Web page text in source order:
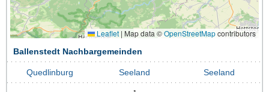
Leaflet | Map data ©OpenStreetMapcontributors
Ballenstedt Nachbargemeinden
Quedlinburg Seeland Seeland